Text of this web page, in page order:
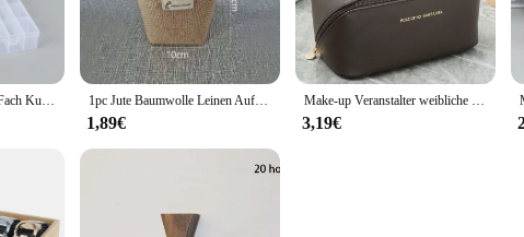
Einstellbare 3-36 Grids Fach Kunststoff Lagerung Box Schmuck Ohrring Perle Schraube Halter Fall Display Organizer Container 1pc Jute Baumwolle Leinen Aufbewahrung tasche Home Hänge tasche kleine Sack Kleinigkeiten Veranstalter kosmetische Aufbewahrung körbe Box
1,89€
Make-up Veranstalter weibliche Toiletten artikel Kit Tasche Make-up Fall Aufbewahrung beutel Luxus Lady Box, Kosmetik tasche, Organizer Tasche für Reise Zipp
3,19€